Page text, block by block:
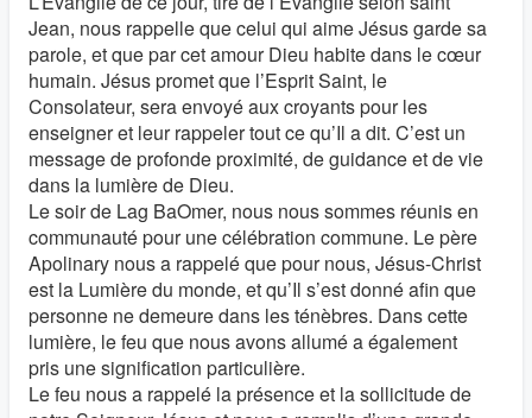
Jean, nous rappelle que celui qui aime Jésus garde sa
parole, et que par cet amour Dieu habite dans le cœur
humain. Jésus promet que l’Esprit Saint, le
Consolateur, sera envoyé aux croyants pour les
enseigner et leur rappeler tout ce qu’Il a dit. C’est un
message de profonde proximité, de guidance et de vie
dans la lumière de Dieu.
Le soir de Lag BaOmer, nous nous sommes réunis en
communauté pour une célébration commune. Le père
Apolinary nous a rappelé que pour nous, Jésus-Christ
est la Lumière du monde, et qu’Il s’est donné afin que
personne ne demeure dans les ténèbres. Dans cette
lumière, le feu que nous avons allumé a également
pris une signification particulière.
Le feu nous a rappelé la présence et la sollicitude de